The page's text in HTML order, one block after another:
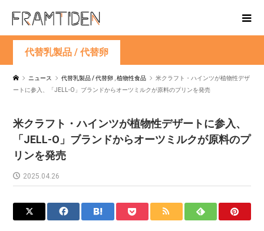
代替乳製品 / 代替卵
ニュース 代替乳製品 / 代替卵 ,植物性食品
米クラフト・ハインツが植物性デザ
ートに参入、「JELL-O」ブランドからオーツミルクが原料のプリンを発売
米クラフト・ハインツが植物性デザートに参入、
「JELL-O」ブランドからオーツミルクが原料のプ
リンを発売
2025.04.26